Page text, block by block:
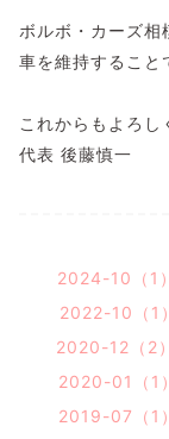
ボルボ・カーズ相
車を維持すること
これからもよろし
代表 後藤慎一
2024-10（1）
2022-10（1）
2020-12（2）
2020-01（1）
2019-07（1）